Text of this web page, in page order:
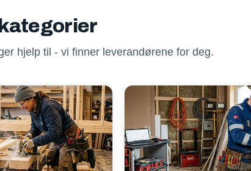
hjelp til - vi finner leverandørene for deg.